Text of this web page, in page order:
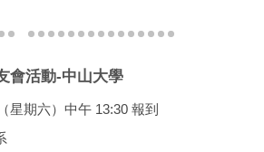
會活動-中山大學
星期六）中午 13:30 報到